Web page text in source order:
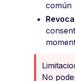
común
No